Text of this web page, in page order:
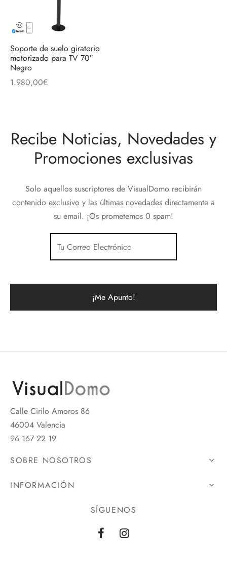
Soporte de suelo giratorio
motorizado para TV 70″
Negro
1.980,00€
Recibe Noticias, Novedades y
Promociones exclusivas
Solo aquellos suscriptores de VisualDomo recibirán
contenido exclusivo y las últimas novedades directamente a
su email. ¡Os prometemos 0 spam!
Calle Cirilo Amoros 86
46004 Valencia
96 167 22 19
SOBRE NOSOTROS
INFORMACIÓN
SÍGUENOS